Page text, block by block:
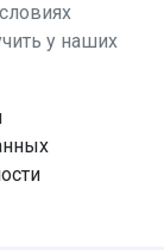
у наших